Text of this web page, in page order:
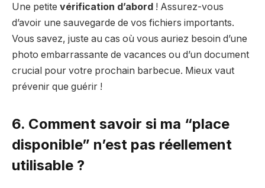
Une petite vérification d’abord ! Assurez-vous
d’avoir une sauvegarde de vos fichiers importants.
Vous savez, juste au cas où vous auriez besoin d’une
photo embarrassante de vacances ou d’un document
crucial pour votre prochain barbecue. Mieux vaut
prévenir que guérir !
6. Comment savoir si ma “place
disponible” n’est pas réellement
utilisable ?